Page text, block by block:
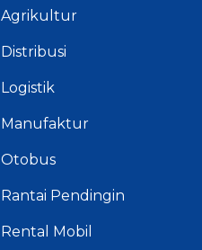
Agrikultur
Distribusi
Logistik
Manufaktur
Otobus
Rantai Pendingin
Rental Mobil